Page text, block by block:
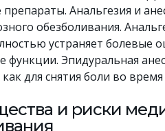
Анальгезия и
обезболивания.
устраняет болевые
функции. Эпидуральная
как для снятия боли во
и риски